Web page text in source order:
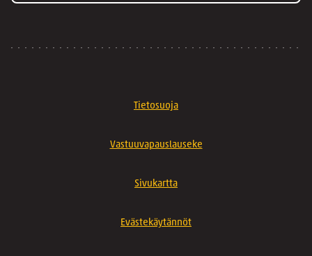
Tietosuoja
Vastuuvapauslauseke
Sivukartta
Evästekäytännöt